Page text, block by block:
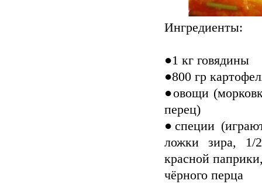
Ингредиенты:
●1 кг говядины
●800 гр
●овощи
перец)
●специи
ложки зира, 1/
красной
чёрного перца